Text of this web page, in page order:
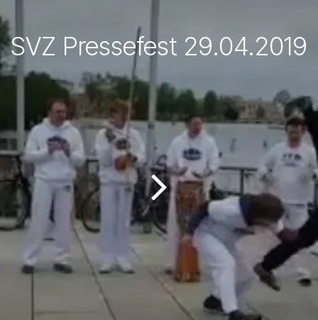
SVZ Pressefest 29.04.2019